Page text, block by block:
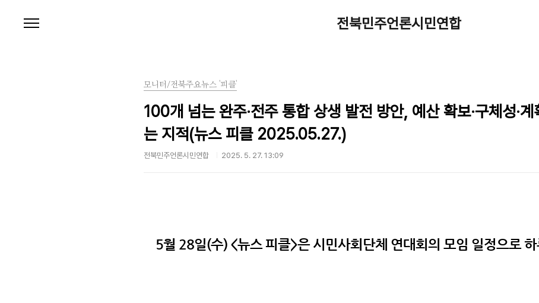
전북민주언론시민연합
모니터/전북주요뉴스 '피클'
100개 넘는 완주‧전주 통합 상생 발전 방안, 예산 확보‧구체성‧
는 지적(뉴스 피클 2025.05.27.)
전북민주언론시민연합 2025. 5. 27. 13:09
5월 28일(수) <뉴스 피클>은 시민사회단체 연대회의 모임 일정으로 하